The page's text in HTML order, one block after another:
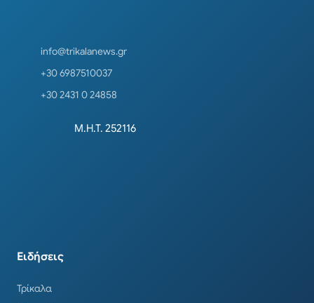
info@trikalanews.gr
+30 6987510037
+30 2431 0 24858
Μ.Η.Τ. 252116
Ειδήσεις
Τρίκαλα